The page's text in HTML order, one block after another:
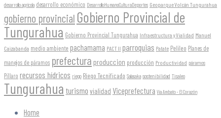
desarrollo agrícola desarrollo económico DesarrolloHumanoCulturaDeportes Geoparque Volcán Tungurahua
gobierno provincial Gobierno Provincial de
Tungurahua Gobierno Provincial Tungurahua Infraestructura y Vialidad Manuel
Caizabanda medio ambiente pachamama PACT II parroquias Patate Pelileo Planes de
manejos de páramos prefectura produccion producción Productividad páramos
Píllaro recursos hídricos riego Riego Tecnificado Salasaka sostenibilidad Tisaleo
Tungurahua turismo vialidad Viceprefectura Vía Ambato - El Corazón
Home